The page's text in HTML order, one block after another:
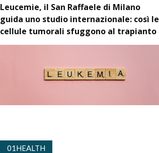
Leucemie, il San Raffaele di Milano
guida uno studio internazionale: così le
cellule tumorali sfuggono al trapianto
01HEALTH